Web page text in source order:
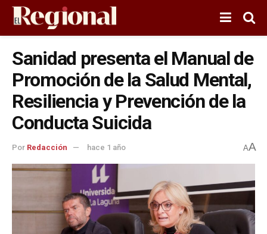
Sanidad presenta el Manual de
Promoción de la Salud Mental,
Resiliencia y Prevención de la
Conducta Suicida
Por Redacción hace 1 año AA